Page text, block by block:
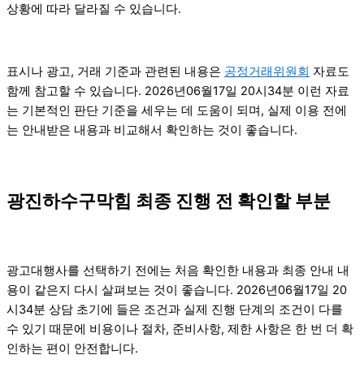
상황에 따라 달라질 수 있습니다.
표시나 광고, 거래 기준과 관련된 내용은 공정거래위원회 자료도
함께 참고할 수 있습니다. 2026년06월17일 20시34분 이런 자료
는 기본적인 판단 기준을 세우는 데 도움이 되며, 실제 이용 전에
는 안내받은 내용과 비교해서 확인하는 것이 좋습니다.
광진하수구막힘 최종 진행 전 확인할 부분
광고대행사를 선택하기 전에는 처음 확인한 내용과 최종 안내 내
용이 같은지 다시 살펴보는 것이 좋습니다. 2026년06월17일 20
시34분 상담 초기에 들은 조건과 실제 진행 단계의 조건이 다를
수 있기 때문에 비용이나 절차, 준비사항, 제한 사항은 한 번 더 확
인하는 편이 안전합니다.